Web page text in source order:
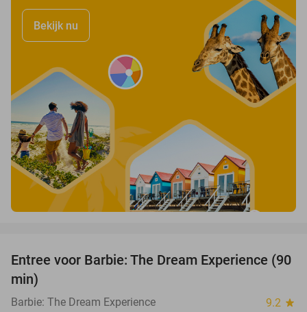
Bekijk nu
30%
Entree voor Barbie: The Dream Experience (90
min)
Barbie: The Dream Experience 9.2 star